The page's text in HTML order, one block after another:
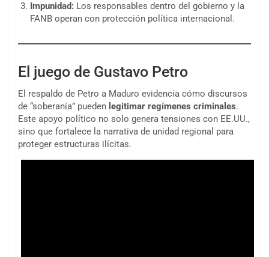
Impunidad: Los responsables dentro del gobierno y la
FANB operan con protección política internacional.
El juego de Gustavo Petro
El respaldo de Petro a Maduro evidencia cómo discursos
de “soberanía” pueden legitimar regímenes criminales.
Este apoyo político no solo genera tensiones con EE.UU.,
sino que fortalece la narrativa de unidad regional para
proteger estructuras ilícitas.